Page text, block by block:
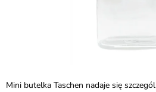
Mini butelka Taschen nadaje się